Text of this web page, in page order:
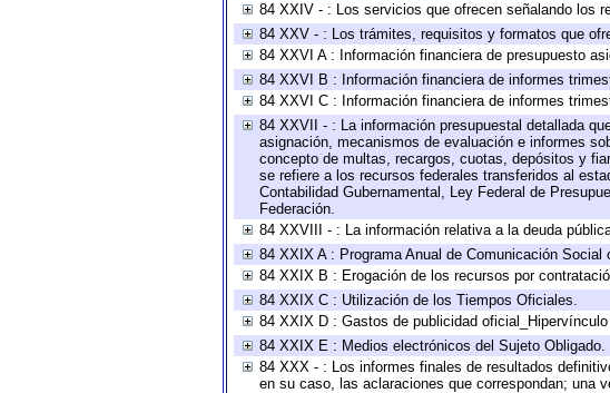
84 XXIV - : Los servicios que ofrecen señalando los
84 XXV - : Los trámites, requisitos y formatos que
84 XXVI A : Información financiera de presupuesto
84 XXVI B : Información financiera de informes
84 XXVI C : Información financiera de informes
84 XXVII - : La información presupuestal detallada
asignación, mecanismos de evaluación e informes
concepto de multas, recargos, cuotas, depósitos y
se refiere a los recursos federales transferidos al
Contabilidad Gubernamental, Ley Federal de
Federación.
84 XXVIII - : La información relativa a la deuda
84 XXIX A : Programa Anual de Comunicación Social
84 XXIX B : Erogación de los recursos por
84 XXIX C : Utilización de los Tiempos Oficiales.
84 XXIX D : Gastos de publicidad
84 XXIX E : Medios electrónicos del Sujeto Obligado.
84 XXX - : Los informes finales de resultados
en su caso, las aclaraciones que correspondan; una